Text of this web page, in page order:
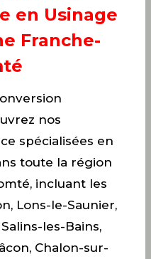
en Usinage
Franche-
nos
spécialisées en
toute la région
incluant les
Lons-le-Saunier,
les-Bains,
Chalon-sur-